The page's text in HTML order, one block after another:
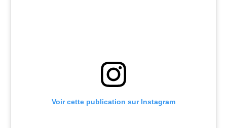
Voir cette publication sur Instagram